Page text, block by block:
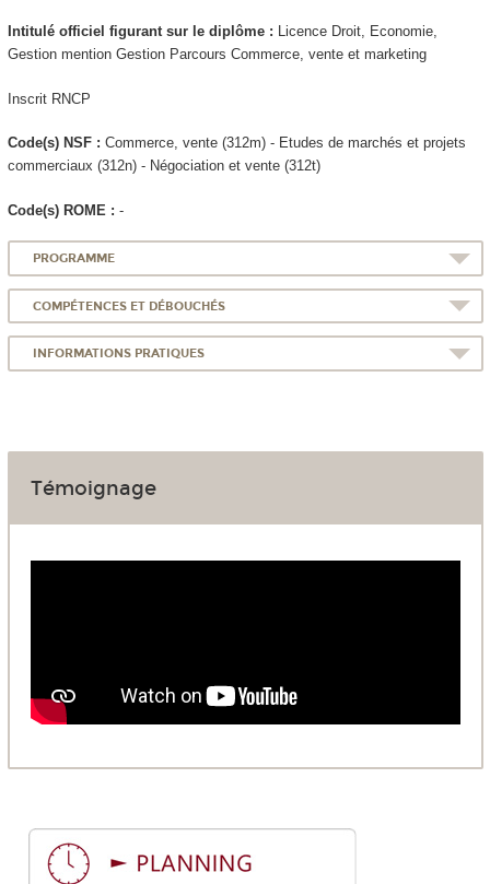
Intitulé officiel figurant sur le diplôme : Licence Droit, Economie,
Gestion mention Gestion Parcours Commerce, vente et marketing
Inscrit RNCP
Code(s) NSF : Commerce, vente (312m) - Etudes de marchés et projets
commerciaux (312n) - Négociation et vente (312t)
Code(s) ROME : -
PROGRAMME
COMPÉTENCES ET DÉBOUCHÉS
INFORMATIONS PRATIQUES
Témoignage